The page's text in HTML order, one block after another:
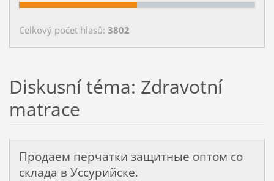
Celkový počet hlasů: 3802
Diskusní téma: Zdravotní
matrace
Продаем перчатки защитные оптом со
склада в Уссурийске.